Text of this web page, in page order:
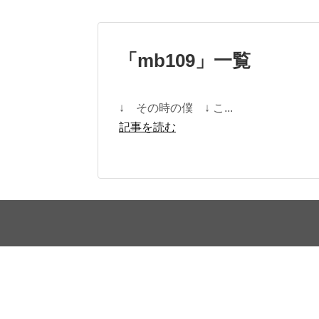
「 mb109 」 一覧
↓ その時の僕 ↓ こ...
記事を読む